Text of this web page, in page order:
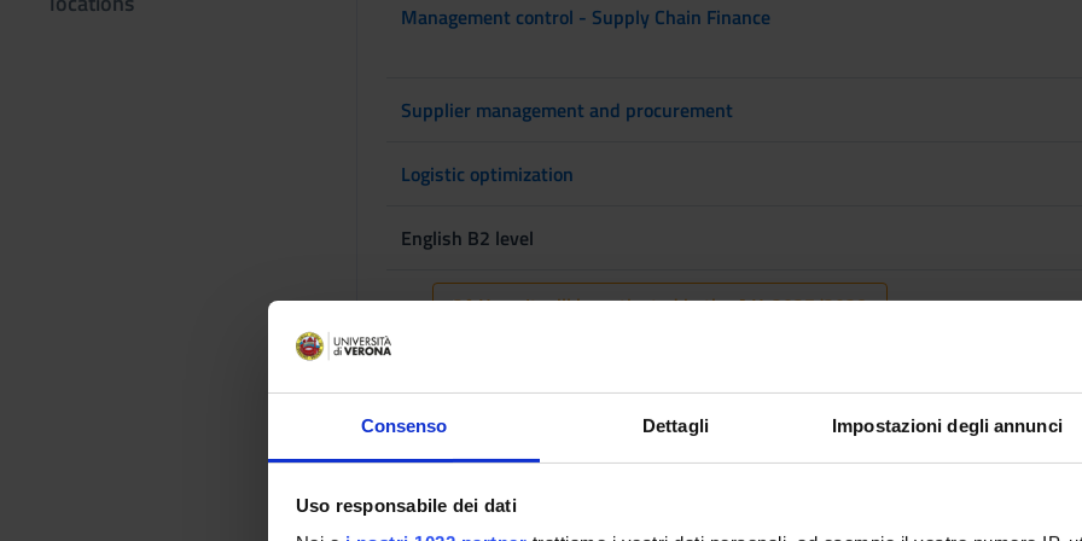
Consenso Dettagli Impostazioni degli annunci
Uso responsabile dei dati
Management control - Supply Chain Finance
Supplier management and procurement
Logistic optimization
English B2 level
2° Year It will be activated in the A.Y. 2027/2028
Digital supply chain